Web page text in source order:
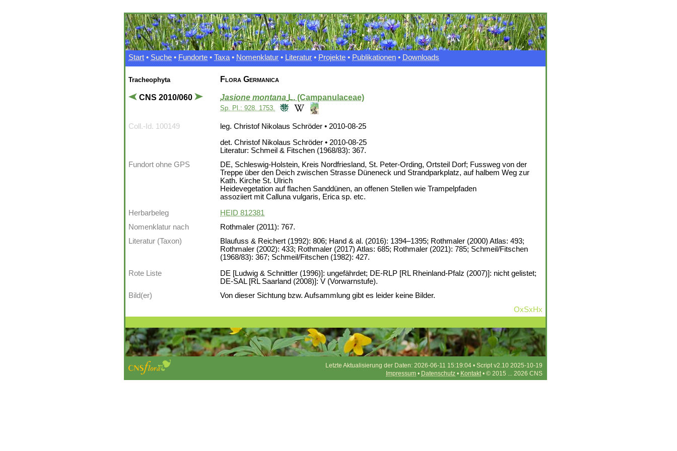
Start • Suche • Fundorte • Taxa • Nomenklatur • Literatur • Projekte • Publikationen • Downloads
Tracheophyta
CNS 2010/060
Flora Germanica
Jasione montana L. (Campanulaceae)
Sp. Pl.: 928. 1753.
Coll.-Id. 100149
leg. Christof Nikolaus Schröder • 2010-08-25
det. Christof Nikolaus Schröder • 2010-08-25
Literatur: Schmeil & Fitschen (1968/83): 367.
Fundort ohne GPS
DE, Schleswig-Holstein, Kreis Nordfriesland, St. Peter-Ording, Ortsteil Dorf; Fussweg von der
Treppe über den Deich zwischen Strasse Düneneck und Strandparkplatz, auf halbem Weg zur
Kath. Kirche St. Ulrich
Heidevegetation auf flachen Sanddünen, an offenen Stellen wie Trampelpfaden
assoziiert mit Calluna vulgaris, Erica sp. etc.
Herbarbeleg
HEID 812381
Nomenklatur nach
Rothmaler (2011): 767.
Literatur (Taxon)
Blaufuss & Reichert (1992): 806; Hand & al. (2016): 1394–1395; Rothmaler (2000) Atlas: 493;
Rothmaler (2002): 433; Rothmaler (2017) Atlas: 685; Rothmaler (2021): 785; Schmeil/Fitschen
(1968/83): 367; Schmeil/Fitschen (1982): 427.
Rote Liste
DE [Ludwig & Schnittler (1996)]: ungefährdet; DE-RLP [RL Rheinland-Pfalz (2007)]: nicht gelistet;
DE-SAL [RL Saarland (2008)]: V (Vorwarnstufe).
Bild(er)
Von dieser Sichtung bzw. Aufsammlung gibt es leider keine Bilder.
OxSxHx
Letzte Aktualisierung der Daten: 2026-06-11 15:19:04 • Script v2.10 2025-10-19
Impressum • Datenschutz • Kontakt• © 2015 ... 2026 CNS